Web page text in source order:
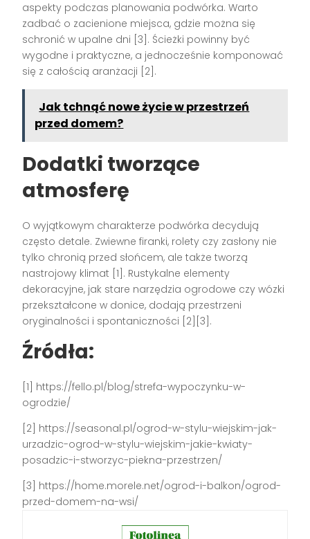
aspekty podczas planowania podwórka. Warto
zadbać o zacienione miejsca, gdzie można się
schronić w upalne dni [3]. Ścieżki powinny być
wygodne i praktyczne, a jednocześnie komponować
się z całością aranżacji [2].
Jak tchnąć nowe życie w przestrzeń
przed domem?
Dodatki tworzące
atmosferę
O wyjątkowym charakterze podwórka decydują
często detale. Zwiewne firanki, rolety czy zasłony nie
tylko chronią przed słońcem, ale także tworzą
nastrojowy klimat [1]. Rustykalne elementy
dekoracyjne, jak stare narzędzia ogrodowe czy wózki
przekształcone w donice, dodają przestrzeni
oryginalności i spontaniczności [2][3].
Źródła:
[1] https://fello.pl/blog/strefa-wypoczynku-w-
ogrodzie/
[2] https://seasonal.pl/ogrod-w-stylu-wiejskim-jak-
urzadzic-ogrod-w-stylu-wiejskim-jakie-kwiaty-
posadzic-i-stworzyc-piekna-przestrzen/
[3] https://home.morele.net/ogrod-i-balkon/ogrod-
przed-domem-na-wsi/